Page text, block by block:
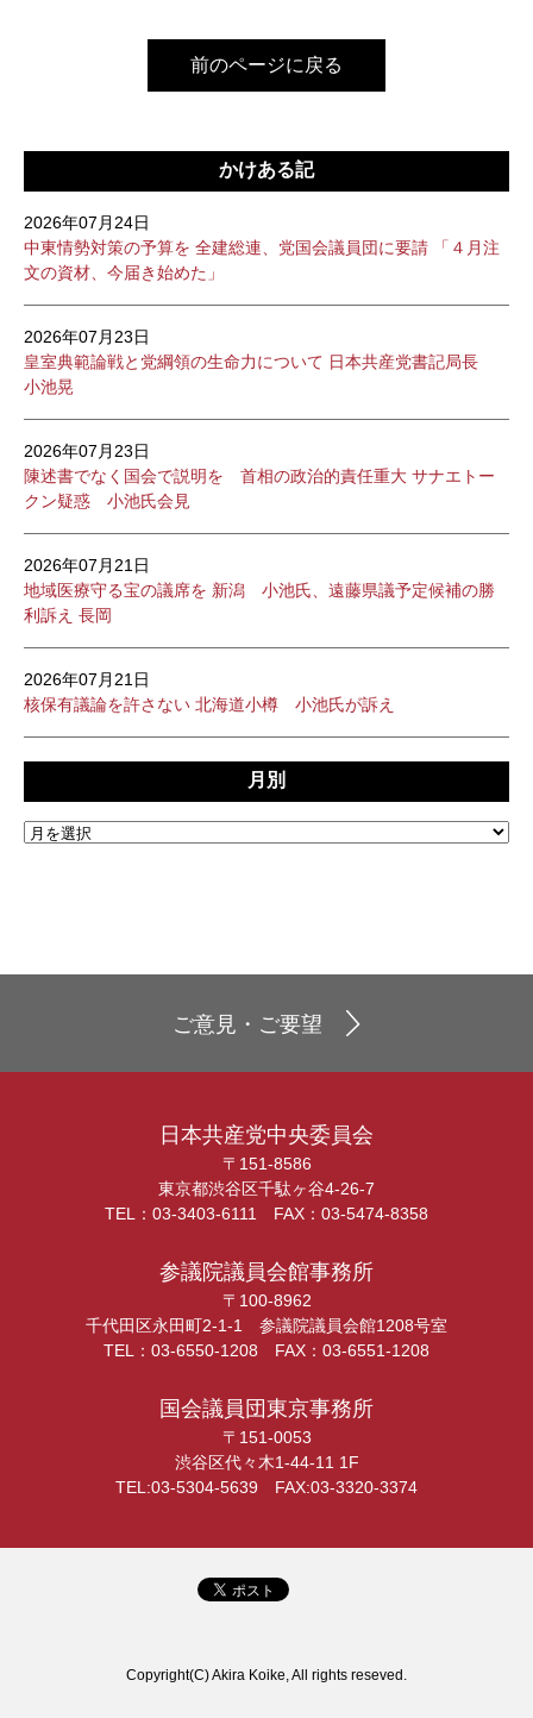
前のページに戻る
かけある記
2026年07月24日
中東情勢対策の予算を 全建総連、党国会議員団に要請 「４月注
文の資材、今届き始めた」
2026年07月23日
皇室典範論戦と党綱領の生命力について 日本共産党書記局長
小池晃
2026年07月23日
陳述書でなく国会で説明を 首相の政治的責任重大 サナエトー
クン疑惑 小池氏会見
2026年07月21日
地域医療守る宝の議席を 新潟 小池氏、遠藤県議予定候補の勝
利訴え 長岡
2026年07月21日
核保有議論を許さない 北海道小樽 小池氏が訴え
月別
ご意見・ご要望
日本共産党中央委員会
〒151-8586
東京都渋谷区千駄ヶ谷4-26-7
TEL：03-3403-6111 FAX：03-5474-8358
参議院議員会館事務所
〒100-8962
千代田区永田町2-1-1 参議院議員会館1208号室
TEL：03-6550-1208 FAX：03-6551-1208
国会議員団東京事務所
〒151-0053
渋谷区代々木1-44-11 1F
TEL:03-5304-5639 FAX:03-3320-3374
Copyright(C) Akira Koike, All rights reseved.